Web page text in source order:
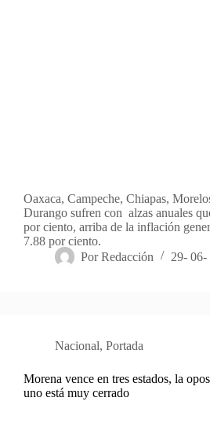
Oaxaca, Campeche, Chiapas,
Durango sufren con alzas anuales
por ciento, arriba de la inflación
7.88 por ciento.
Por Redacción 29- 06-
Nacional, Portada
Morena vence en tres estados, la
uno está muy cerrado